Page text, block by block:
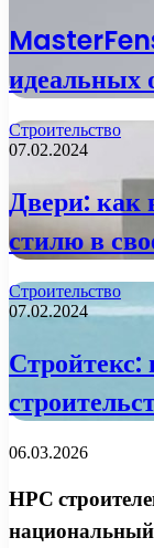
идеальных
Строительство
07.02.2024
Двери: как
стилю в
Строительство
07.02.2024
Стройтекс:
06.03.2026
НРС
национальный